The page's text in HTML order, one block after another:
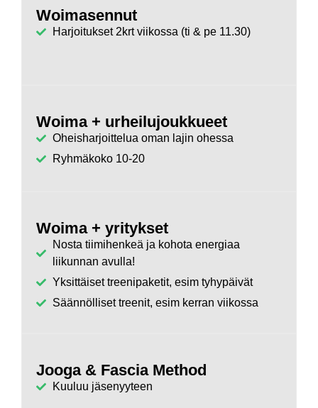
Woimasennut
Harjoitukset 2krt viikossa (ti & pe 11.30)
Woima + urheilujoukkueet
Oheisharjoittelua oman lajin ohessa
Ryhmäkoko 10-20
Woima + yritykset
Nosta tiimihenkeä ja kohota energiaa
liikunnan avulla!
Yksittäiset treenipaketit, esim tyhypäivät
Säännölliset treenit, esim kerran viikossa
Jooga & Fascia Method
Kuuluu jäsenyyteen